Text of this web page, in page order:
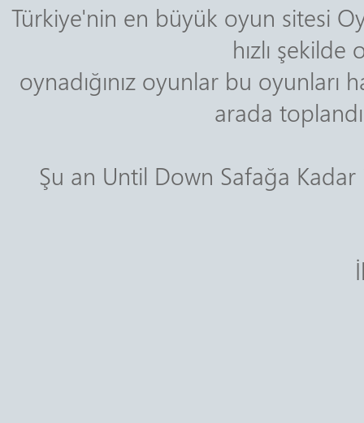
Türkiye'nin en büyük oyun sitesi
hızlı
oynadığınız oyunlar bu oyunları
arada
Şu an Until Down Safağa